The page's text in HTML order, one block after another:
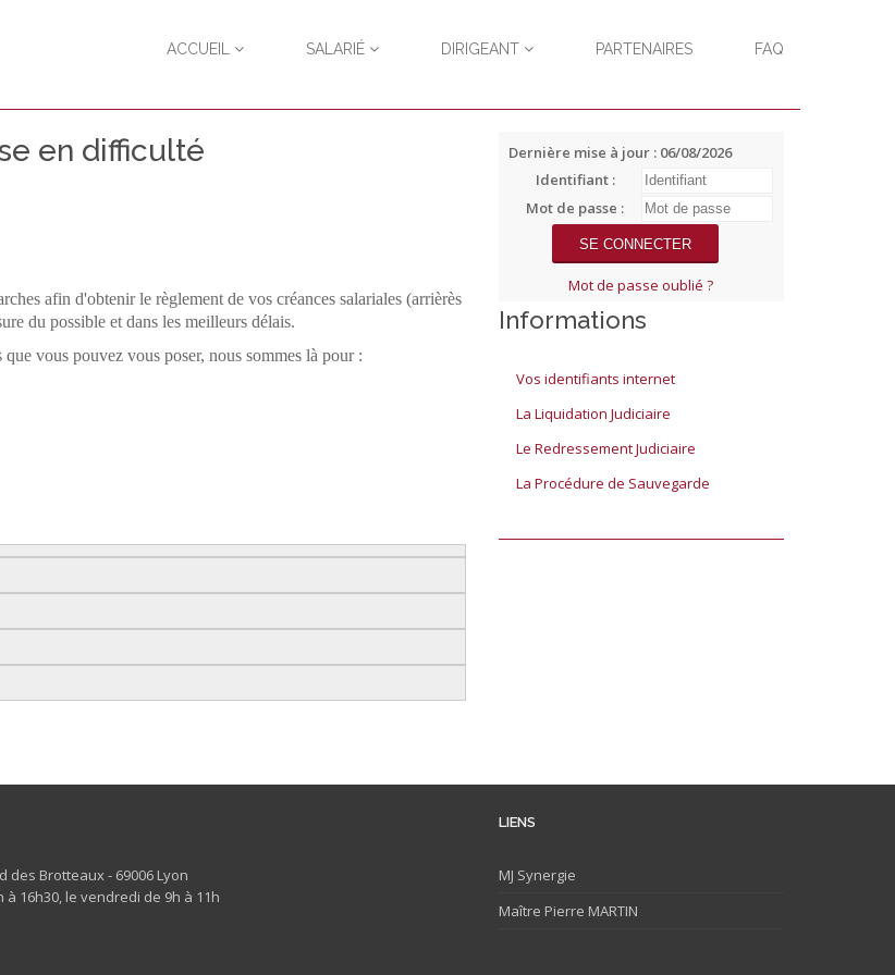
ACCUEIL SALARIÉ DIRIGEANT PARTENAIRES FAQ
en difficulté
afin d'obtenir le règlement de vos créances salariales (arrièrès
du possible et dans les meilleurs délais.
vous pouvez vous poser, nous sommes là pour :
Dernière mise à jour : 06/08/2026
Identifiant :
Mot de passe :
Mot de passe oublié ?
Informations
Vos identifiants internet
La Liquidation Judiciaire
Le Redressement Judiciaire
La Procédure de Sauvegarde
des Brotteaux - 69006 Lyon
16h30, le vendredi de 9h à 11h
LIENS
MJ Synergie
Maître Pierre MARTIN